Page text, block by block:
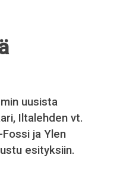
uusista
Iltalehden vt.
ja Ylen
esityksiin.